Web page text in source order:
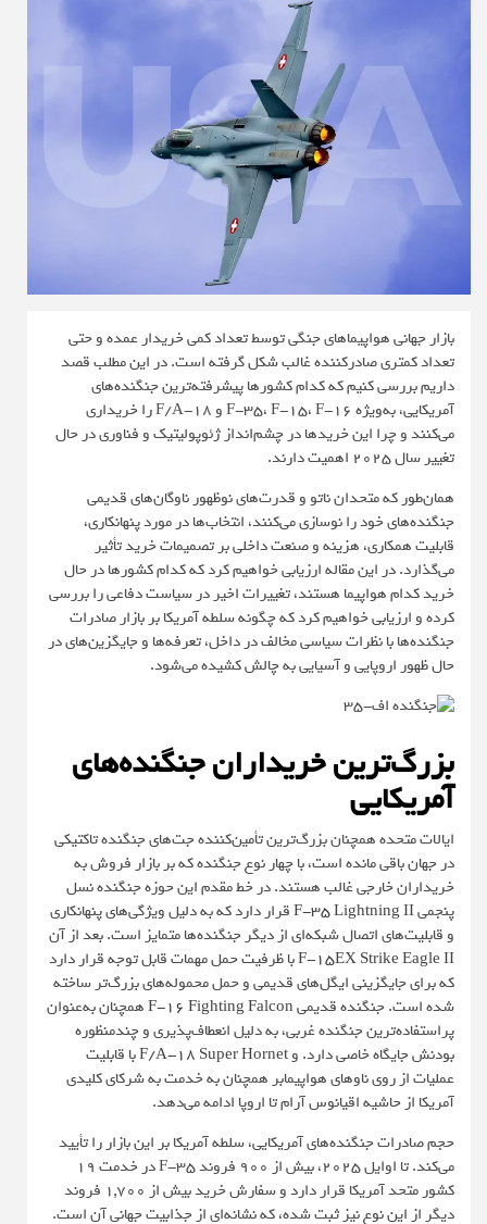
بازار جهانی هواپیماهای جنگی توسط تعداد کمی خریدار عمده و حتی
تعداد کمتری صادرکننده غالب شکل گرفته است. در این مطلب قصد
داریم بررسی کنیم که کدام کشورها پیشرفته‌ترین جنگنده‌های
آمریکایی، به‌ویژه F-35، F-15، F-16 و F/A-18 را خریداری
می‌کنند و چرا این خریدها در چشم‌انداز ژئوپولیتیک و فناوری در حال
تغییر سال ۲۰۲۵ اهمیت دارند.
همان‌طور که متحدان ناتو و قدرت‌های نوظهور ناوگان‌های قدیمی
جنگنده‌های خود را نوسازی می‌کنند، انتخاب‌ها در مورد پنهانکاری،
قابلیت همکاری، هزینه و صنعت داخلی بر تصمیمات خرید تأثیر
می‌گذارد. در این مقاله ارزیابی خواهیم کرد که کدام کشورها در حال
خرید کدام هواپیما هستند، تغییرات اخیر در سیاست دفاعی را بررسی
کرده و ارزیابی خواهیم کرد که چگونه سلطه آمریکا بر بازار صادرات
جنگنده‌ها با نظرات سیاسی مخالف در داخل، تعرفه‌ها و جایگزین‌های در
حال ظهور اروپایی و آسیایی به چالش کشیده می‌شود.
بزرگ‌ترین خریداران جنگنده‌های
آمریکایی
ایالات متحده همچنان بزرگ‌ترین تأمین‌کننده جت‌های جنگنده تاکتیکی
در جهان باقی مانده است، با چهار نوع جنگنده که بر بازار فروش به
خریداران خارجی غالب هستند. در خط مقدم این حوزه جنگنده نسل
پنجمیF-35 Lightning IIقرار دارد که به دلیل ویژگی‌های پنهانکاری
و قابلیت‌های اتصال شبکه‌ای از دیگر جنگنده‌ها متمایز است. بعد از آن
F-15EX Strike Eagle IIبا ظرفیت حمل مهمات قابل توجه قرار دارد
که برای جایگزینی ایگل‌های قدیمی و حمل محموله‌های بزرگ‌تر ساخته
شده است. جنگنده قدیمیF-16 Fighting Falconهمچنان به‌عنوان
پراستفاده‌ترین جنگنده غربی، به دلیل انعطاف‌پذیری و چندمنظوره
بودنش جایگاه خاصی دارد. وF/A-18 Super Hornetبا قابلیت
عملیات از روی ناوهای هواپیمابر همچنان به خدمت به شرکای کلیدی
آمریکا از حاشیه اقیانوس آرام تا اروپا ادامه می‌دهد.
حجم صادرات جنگنده‌های آمریکایی، سلطه آمریکا بر این بازار را تأیید
می‌کند. تا اوایل ۲۰۲۵، بیش از ۹۰۰ فروند F-35 در خدمت ۱۹
کشور متحد آمریکا قرار دارد و سفارش خرید بیش از ۱,۷۰۰ فروند
دیگر از این نوع نیز ثبت شده، که نشانه‌ای از جذابیت جهانی آن است.